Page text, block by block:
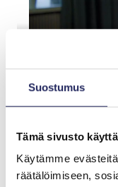
Suostumus
Tämä sivusto
Käytämme
räätälöimiseen,
ANNUAL REPORT